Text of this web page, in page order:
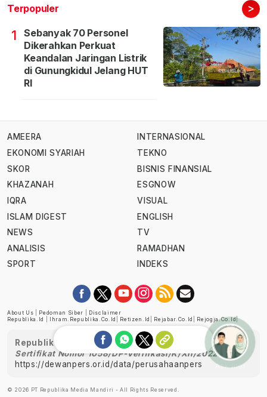
Terpopuler >
1
Sebanyak 70 Personel
Dikerahkan Perkuat
Keandalan Jaringan Listrik
di Gunungkidul Jelang HUT
RI
AMEERA
EKONOMI SYARIAH
SKOR
KHAZANAH
IQRA
ISLAM DIGEST
NEWS
ANALISIS
SPORT
INTERNASIONAL
TEKNO
BISNIS FINANSIAL
ESGNOW
VISUAL
ENGLISH
TV
RAMADHAN
INDEKS
About Us Pedoman Siber
Disclaimer
Republika.id
Ihram.republika.co.id Retizen.id Rejabar.co.id Rejogja.co.id|
Republika telah diverifikasi oleh Dewan Pers
Sertifikat Nomor 1058/DP-Verifikasi/K/XII/2022
https://dewanpers.or.id/data/perusahaanpers
© 2026 PT Republika Media Mandiri - All Rights Reserved.
Ask me!